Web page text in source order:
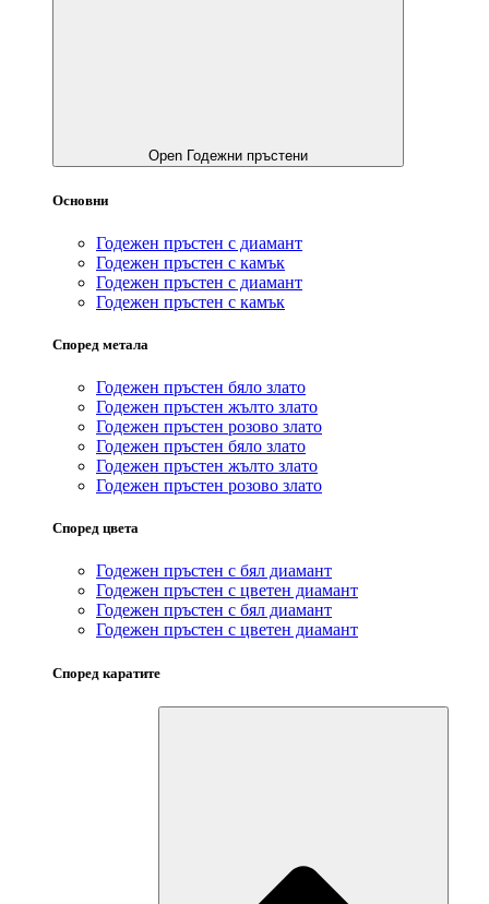
Open Годежни пръстени
Основни
Годежен пръстен с диамант
Годежен пръстен с камък
Годежен пръстен с диамант
Годежен пръстен с камък
Според метала
Годежен пръстен бяло злато
Годежен пръстен жълто злато
Годежен пръстен розово злато
Годежен пръстен бяло злато
Годежен пръстен жълто злато
Годежен пръстен розово злато
Според цвета
Годежен пръстен с бял диамант
Годежен пръстен с цветен диамант
Годежен пръстен с бял диамант
Годежен пръстен с цветен диамант
Според каратите